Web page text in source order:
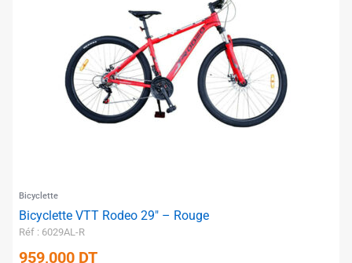
Bicyclette
Bicyclette VTT Rodeo 29″ – Rouge
Réf : 6029AL-R
959,000 DT